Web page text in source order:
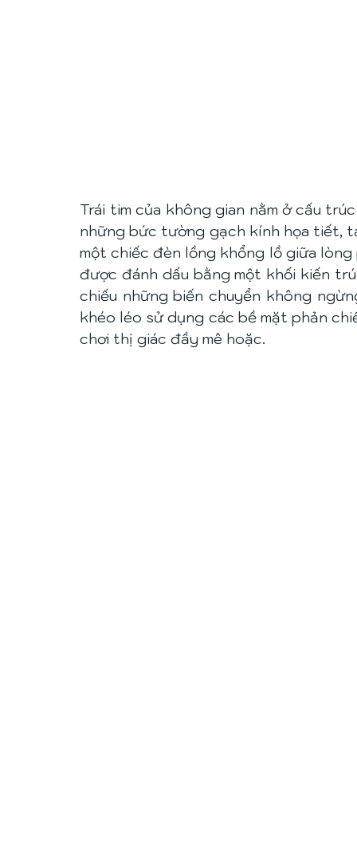
Trái tim của không gian nằm ở cấu
những bức tường gạch kính họa tiết,
một chiếc đèn lồng khổng lồ giữa
được đánh dấu bằng một khối kiến
chiếu những biến chuyển không
khéo léo sử dụng các bề mặt phản
chơi thị giác đầy mê hoặc.